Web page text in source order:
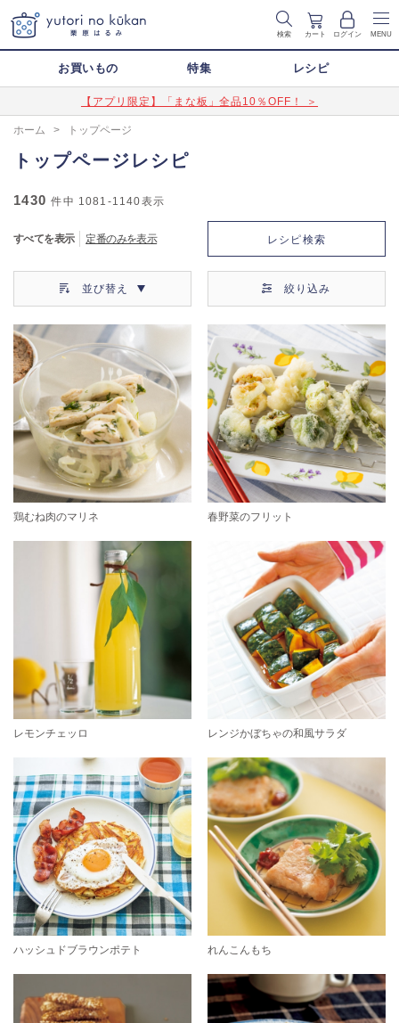
検索 カート ログイン MENU
お買いもの 特集 レシピ
【アプリ限定】「まな板」全品10％OFF！ ＞
ホーム > トップページ
トップページレシピ
1430 件中 1081-1140表示
すべてを表示 定番のみを表示 レシピ検索
並び替え 絞り込み
鶏むね肉のマリネ 春野菜のフリット
レモンチェッロ レンジかぼちゃの和風サラダ
ハッシュドブラウンポテト れんこんもち